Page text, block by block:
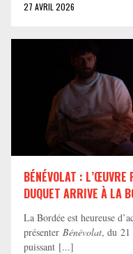
27 AVRIL 2026
BÉNÉVOLAT :
DUQUET ARRIVE À LA
La Bordée est heureuse
présenter Bénévolat, du 21
puissant [...]